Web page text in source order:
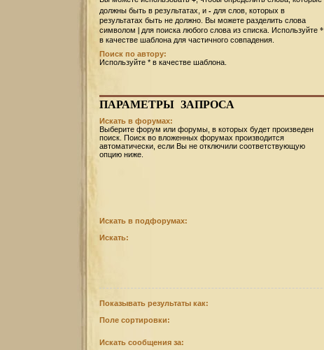
должны быть в результатах, и - для слов, которых в
результатах быть не должно. Вы можете разделить слова
символом | для поиска любого слова из списка. Используйте *
в качестве шаблона для частичного совпадения.
Поиск по автору:
Используйте * в качестве шаблона.
ПАРАМЕТРЫ ЗАПРОСА
Искать в форумах:
Выберите форум или форумы, в которых будет произведен
поиск. Поиск во вложенных форумах производится
автоматически, если Вы не отключили соответствующую
опцию ниже.
Искать в подфорумах:
Искать:
Показывать результаты как:
Поле сортировки:
Искать сообщения за: